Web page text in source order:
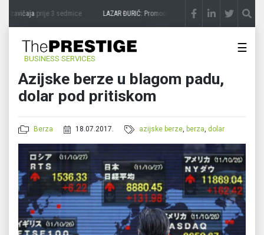
zavičajaprije 3 sedmice LAZAR ĐURIĆ: Promocija potencijal pretvara u destinaciju
BUSINESS SERVICES
☰
Azijske berze u blagom padu,
dolar pod pritiskom
Berza 18.07.2017. azijske berze, berza, dolar